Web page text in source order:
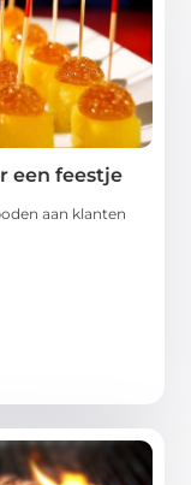
een feestje
aan klanten